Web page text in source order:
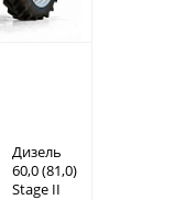
Дизель
60,0 (81,0)
Stage II